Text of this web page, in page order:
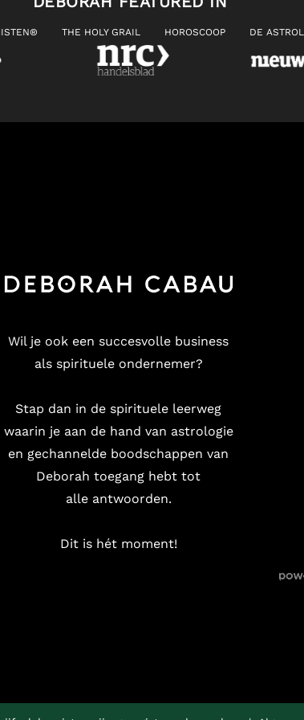
THE HOLY GRAIL HOROSCOOP DE
Wil je ook een succesvolle business
als spirituele ondernemer?
Stap dan in de spirituele leerweg
waarin je aan de hand van astrologie
en gechannelde boodschappen van
Deborah toegang hebt tot
alle antwoorden.
Dit is hét moment!